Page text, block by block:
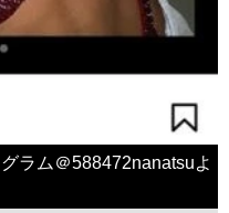
ラム＠588472nanatsuよ